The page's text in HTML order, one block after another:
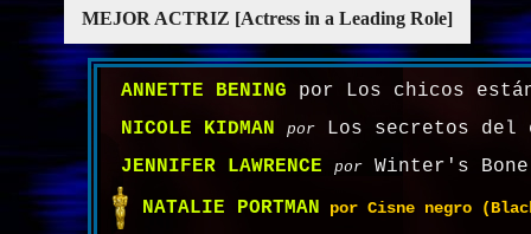
MEJOR ACTRIZ [Actress in a Leading Role]
ANNETTE BENING por Los chicos
NICOLE KIDMAN
por Los secretos del
JENNIFER LAWRENCE
por Winter's Bone
NATALIE PORTMAN por Cisne negro